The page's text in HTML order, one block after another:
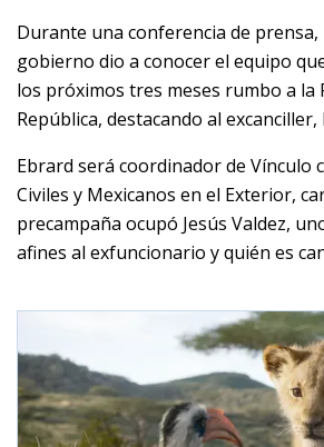
Durante una conferencia de prensa,
gobierno dio a conocer el equipo
los próximos tres meses rumbo a la
República, destacando al excanciller,
Ebrard será coordinador de Vínculo
Civiles y Mexicanos en el Exterior,
precampaña ocupó Jesús Valdez,
afines al exfuncionario y quién es